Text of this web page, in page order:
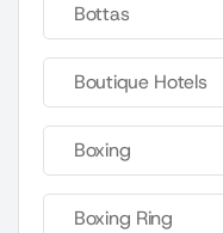
Bottas
Boutique Hotels
Boxing
Boxing Ring